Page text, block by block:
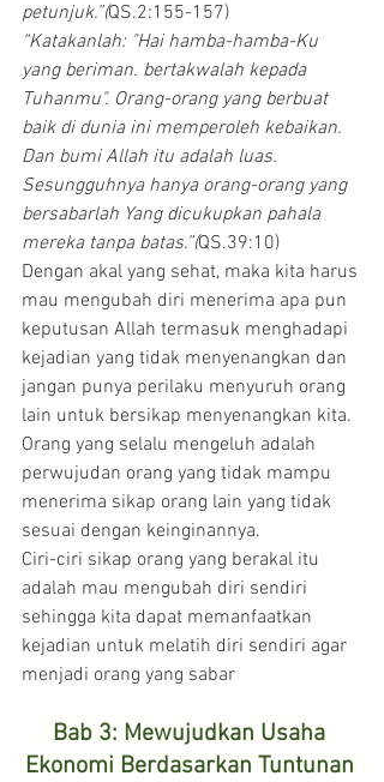
petunjuk.”(QS.2:155-157)
“Katakanlah: "Hai hamba-hamba-Ku
yang beriman. bertakwalah kepada
Tuhanmu". Orang-orang yang berbuat
baik di dunia ini memperoleh kebaikan.
Dan bumi Allah itu adalah luas.
Sesungguhnya hanya orang-orang yang
bersabarlah Yang dicukupkan pahala
mereka tanpa batas.”(QS.39:10)
Dengan akal yang sehat, maka kita harus
mau mengubah diri menerima apa pun
keputusan Allah termasuk menghadapi
kejadian yang tidak menyenangkan dan
jangan punya perilaku menyuruh orang
lain untuk bersikap menyenangkan kita.
Orang yang selalu mengeluh adalah
perwujudan orang yang tidak mampu
menerima sikap orang lain yang tidak
sesuai dengan keinginannya.
Ciri-ciri sikap orang yang berakal itu
adalah mau mengubah diri sendiri
sehingga kita dapat memanfaatkan
kejadian untuk melatih diri sendiri agar
menjadi orang yang sabar
Bab 3: Mewujudkan Usaha
Ekonomi Berdasarkan Tuntunan